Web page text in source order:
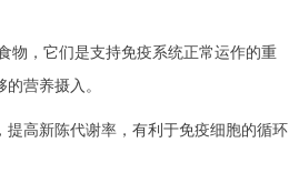
，它们是支持免疫系统正常运作的重
营养摄入。
高新陈代谢率，有利于免疫细胞的循环